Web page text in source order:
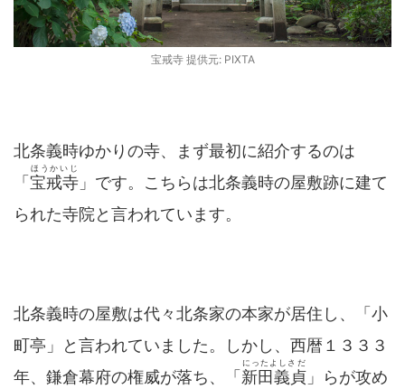
宝戒寺 提供元: PIXTA
北条義時ゆかりの寺、まず最初に紹介するのは
「 宝戒寺
ほうかいじ
」です。こちらは北条義時の屋敷跡に建て
られた寺院と言われています。
北条義時の屋敷は代々北条家の本家が居住し、「小
町亭」と言われていました。しかし、西暦１３３３
年、鎌倉幕府の権威が落ち、「 新田義貞
にったよしさだ
」らが攻め